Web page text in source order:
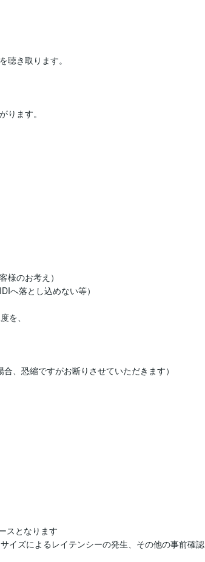
聴き取ります。
ります。
のお考え）
へ落とし込めない等）
を、
、恐縮ですがお断りさせていただきます）
スとなります
イズによるレイテンシーの発生、その他の事前確認